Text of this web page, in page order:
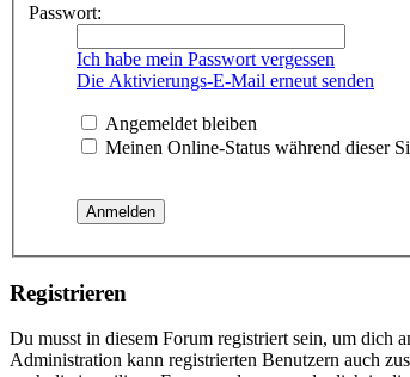
Passwort:
Ich habe mein Passwort vergessen
Die Aktivierungs-E-Mail erneut senden
Angemeldet bleiben
Meinen Online-Status während dieser
Registrieren
Du musst in diesem Forum registriert sein, um
Administration kann registrierten Benutzern auch